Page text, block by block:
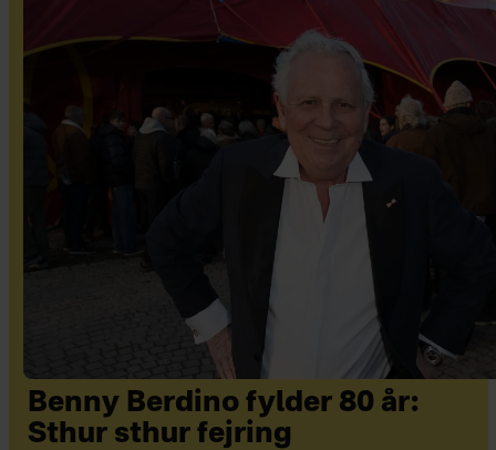
Benny Berdino fylder 80 år:
Sthur sthur fejring